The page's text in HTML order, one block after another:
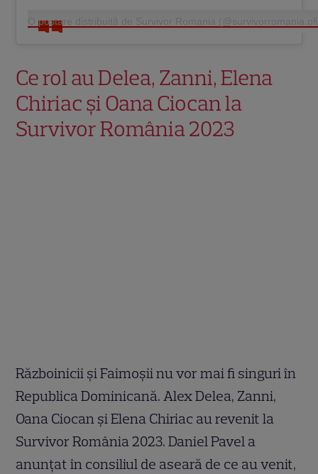
O postare distribuită de Survivor Romania
Ce rol au Delea, Zanni, Elena
Chiriac și Oana Ciocan la
Survivor România 2023
Războinicii și Faimoșii nu vor mai fi singuri în
Republica Dominicană. Alex Delea, Zanni,
Oana Ciocan și Elena Chiriac au revenit la
Survivor România 2023. Daniel Pavel a
anunțat în consiliul de aseară de ce au venit,